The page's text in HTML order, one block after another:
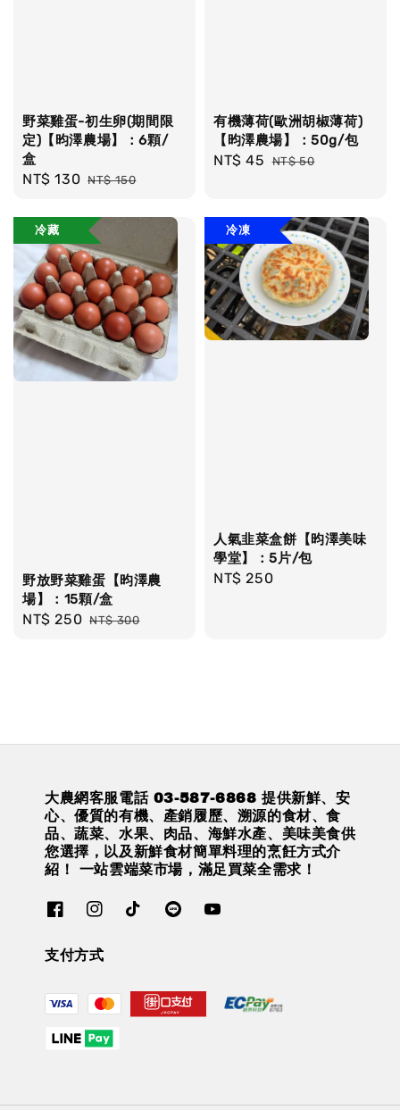
野菜雞蛋-初生卵(期間限
定)【昀澤農場】：6顆/
盒
Sale
NT$ 130 Regular
NT$ 150
有機薄荷(歐洲胡椒薄荷)
【昀澤農場】：50g/包
Sale
NT$ 45 Regular
NT$ 50
冷藏
野放野菜雞蛋【昀澤農
場】：15顆/盒
Sale
NT$ 250 Regular
NT$ 300
冷凍
人氣韭菜盒餅【昀澤美味
學堂】：5片/包
Regular
NT$ 250
大農網客服電話 03-587-6868 提供新鮮、安
心、優質的有機、產銷履歷、溯源的食材、食
品、蔬菜、水果、肉品、海鮮水產、美味美食供
您選擇，以及新鮮食材簡單料理的烹飪方式介
紹！ 一站雲端菜市場，滿足買菜全需求！
支付方式